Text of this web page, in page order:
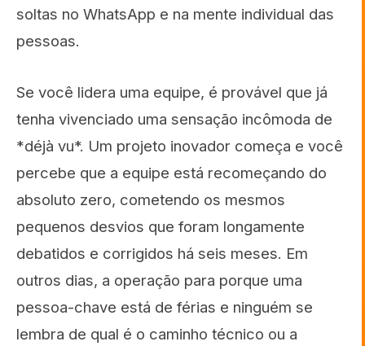
soltas no WhatsApp e na mente individual das
pessoas.
Se você lidera uma equipe, é provável que já
tenha vivenciado uma sensação incômoda de
*déjà vu*. Um projeto inovador começa e você
percebe que a equipe está recomeçando do
absoluto zero, cometendo os mesmos
pequenos desvios que foram longamente
debatidos e corrigidos há seis meses. Em
outros dias, a operação para porque uma
pessoa-chave está de férias e ninguém se
lembra de qual é o caminho técnico ou a